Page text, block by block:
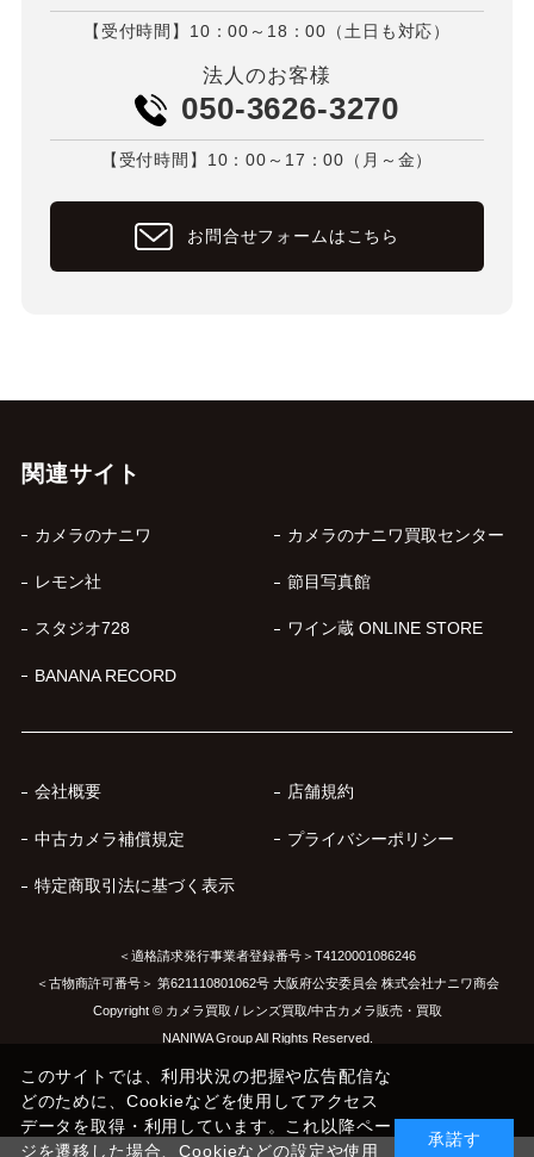
【受付時間】10：00～18：00（土日も対応）
法人のお客様
050-3626-3270
【受付時間】10：00～17：00（月～金）
お問合せフォームはこちら
関連サイト
カメラのナニワ カメラのナニワ買取センター
レモン社 節目写真館
スタジオ728 ワイン蔵 ONLINE STORE
BANANA RECORD
会社概要 店舗規約
中古カメラ補償規定 プライバシーポリシー
特定商取引法に基づく表示
＜適格請求発行事業者登録番号＞T4120001086246
＜古物商許可番号＞ 第621110801062号 大阪府公安委員会 株式会社ナニワ商会
Copyright © カメラ買取 / レンズ買取/中古カメラ販売・買取
NANIWA Group All Rights Reserved.
このサイトでは、利用状況の把握や広告配信な
どのために、Cookieなどを使用してアクセス
データを取得・利用しています。これ以降ペー
ジを遷移した場合、Cookieなどの設定や使用
承諾す